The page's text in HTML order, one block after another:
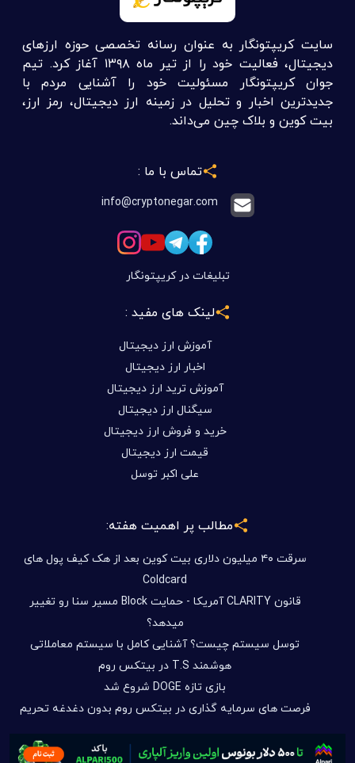
سایت کریپتونگار به عنوان رسانه تخصصی حوزه ارزهای
دیجیتال، فعالیت خود را از تیر ماه ۱۳۹۸ آغاز کرد. تیم
جوان کریپتونگار مسئولیت خود را آشنایی مردم با
جدیدترین اخبار و تحلیل در زمینه ارز دیجیتال، رمز ارز،
بیت کوین و بلاک چین می‌داند.
تماس با ما :
info@cryptonegar.com
تبلیغات در کریپتونگار
لینک های مفید :
آموزش ارز دیجیتال
اخبار ارز دیجیتال
آموزش ترید ارز دیجیتال
سیگنال ارز دیجیتال
خرید و فروش ارز دیجیتال
قیمت ارز دیجیتال
علی اکبر توسل
مطالب پر اهمیت هفته:
سرقت ۴۰ میلیون دلاری بیت کوین بعد از هک کیف پول های
Coldcard
قانون CLARITY آمریکا - حمایت Block مسیر سنا رو تغییر
میدهد؟
توسل سیستم چیست؟ آشنایی کامل با سیستم معاملاتی
هوشمند T.S در بیتکس روم
بازی تازه DOGE شروع شد
فرصت های سرمایه گذاری در بیتکس روم بدون دغدغه تحریم